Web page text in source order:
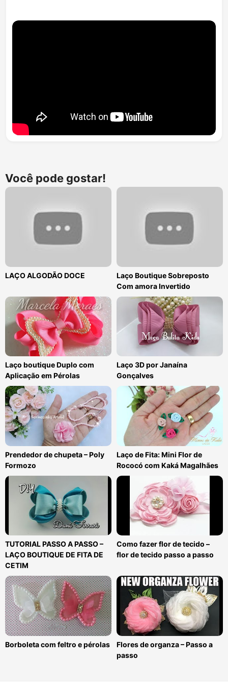
Você pode gostar!
LAÇO ALGODÃO DOCE
Laço Boutique Sobreposto
Com amora Invertido
Laço boutique Duplo com
Aplicação em Pérolas
Laço 3D por Janaína
Gonçalves
Prendedor de chupeta – Poly
Formozo
Laço de Fita: Mini Flor de
Rococó com Kaká Magalhães
TUTORIAL PASSO A PASSO –
LAÇO BOUTIQUE DE FITA DE
CETIM
Como fazer flor de tecido –
flor de tecido passo a passo
Borboleta com feltro e pérolas
Flores de organza – Passo a
passo